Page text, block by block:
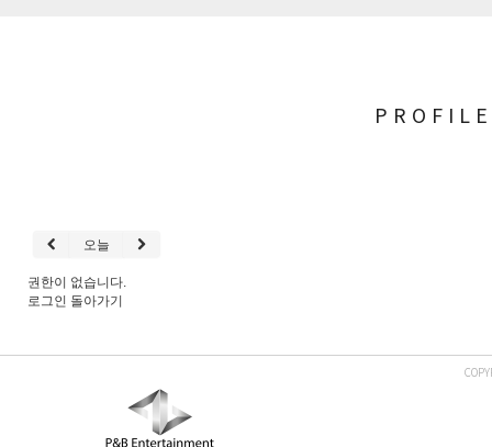
PROFILE
오늘
권한이 없습니다.
로그인 돌아가기